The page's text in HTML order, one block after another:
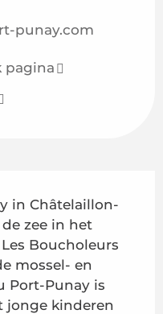
punay.com
pagina
in Châtelaillon-
zee in het
Boucholeurs
mossel- en
Port-Punay is
jonge kinderen